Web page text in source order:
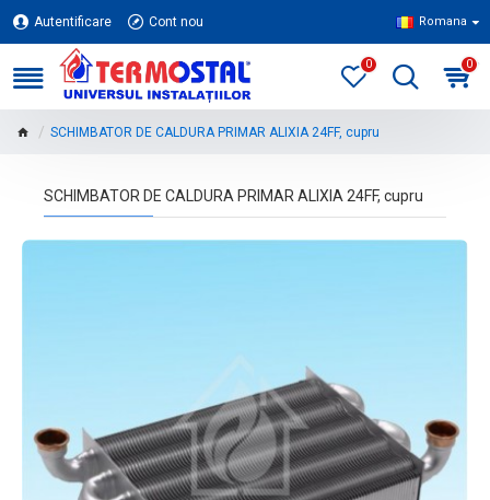
Autentificare Cont nou Romana
0 0
SCHIMBATOR DE CALDURA PRIMAR ALIXIA 24FF, cupru
SCHIMBATOR DE CALDURA PRIMAR ALIXIA 24FF, cupru